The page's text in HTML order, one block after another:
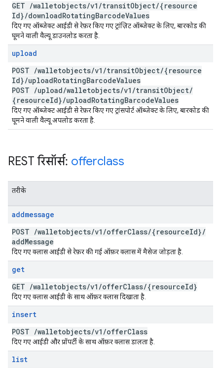
GET /walletobjects/v1 /transitObject/{resource
Id}/downloadRotatingBarcodeValues
दिए गए ऑब्जेक्ट आईडी से रेफ़र किए गए ट्रांज़िट ऑब्जेक्ट के लिए, बारकोड की
घूमने वाली वैल्यू डाउनलोड करता है.
upload
POST /walletobjects/v1 /transitObject/{resource
Id}/uploadRotatingBarcodeValues
POST /upload/walletobjects/v1 /transitObject/
{resourceId}/uploadRotatingBarcodeValues
दिए गए ऑब्जेक्ट आईडी से रेफ़र किए गए ट्रांसपोर्ट ऑब्जेक्ट के लिए, बारकोड की
घूमने वाली वैल्यू अपलोड करता है.
REST रिसॉर्स: offerclass
तरीके
addmessage
POST /walletobjects/v1 /offerClass/{resourceId}/
addMessage
दिए गए क्लास आईडी से रेफ़र की गई ऑफ़र क्लास में मैसेज जोड़ता है.
get
GET /walletobjects/v1 /offerClass/{resourceId}
दिए गए क्लास आईडी के साथ ऑफ़र क्लास दिखाता है.
insert
POST /walletobjects/v1 /offerClass
दिए गए आईडी और प्रॉपर्टी के साथ ऑफ़र क्लास डालता है.
list